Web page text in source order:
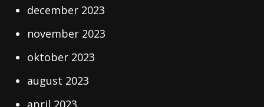
december 2023
november 2023
oktober 2023
august 2023
april 2023